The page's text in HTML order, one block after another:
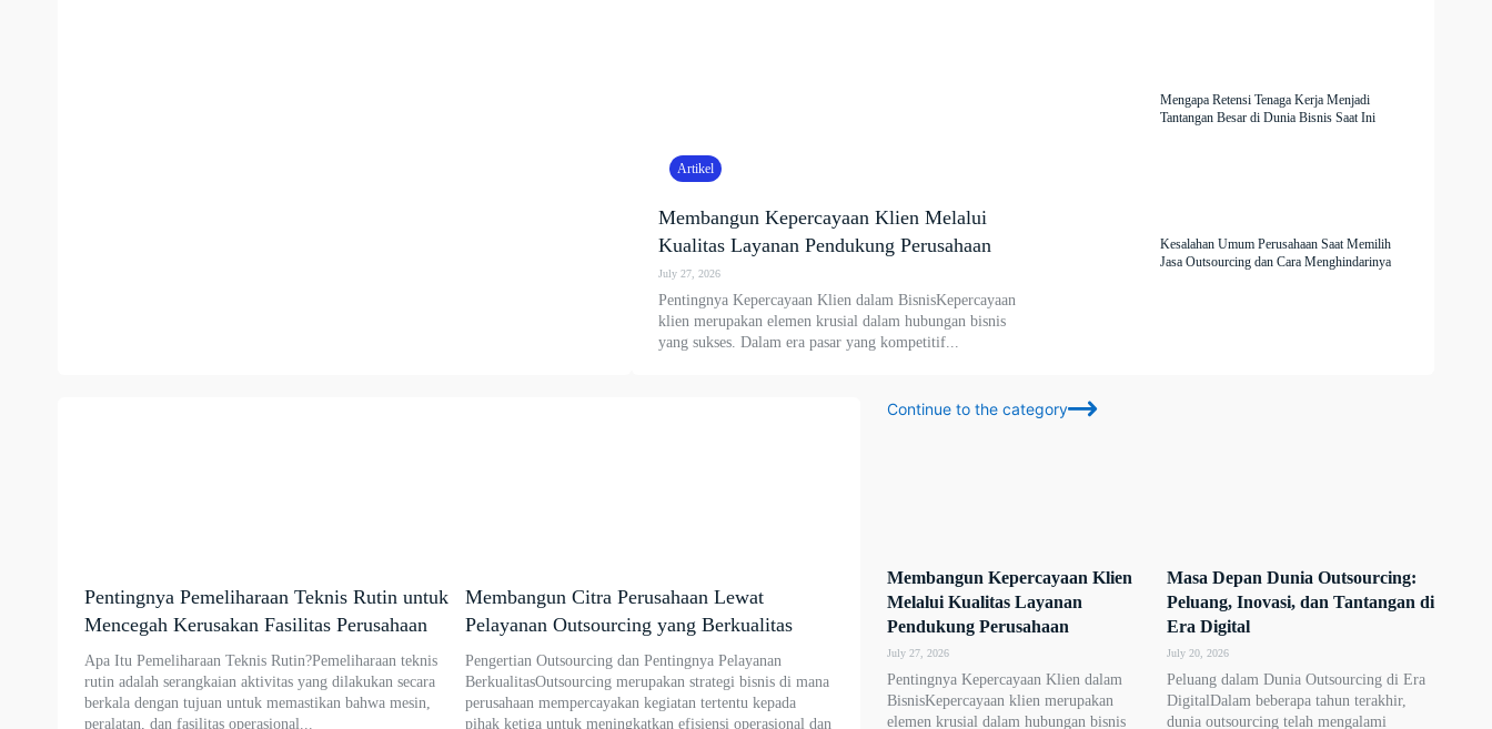
Artikel
Membangun Kepercayaan Klien Melalui
Kualitas Layanan Pendukung Perusahaan
July 27, 2026
Pentingnya Kepercayaan Klien dalam BisnisKepercayaan
klien merupakan elemen krusial dalam hubungan bisnis
yang sukses. Dalam era pasar yang kompetitif...
Mengapa Retensi Tenaga Kerja Menjadi
Tantangan Besar di Dunia Bisnis Saat Ini
Kesalahan Umum Perusahaan Saat Memilih
Jasa Outsourcing dan Cara Menghindarinya
Pentingnya Pemeliharaan Teknis Rutin untuk
Mencegah Kerusakan Fasilitas Perusahaan
Apa Itu Pemeliharaan Teknis Rutin?Pemeliharaan teknis
rutin adalah serangkaian aktivitas yang dilakukan secara
berkala dengan tujuan untuk memastikan bahwa mesin,
peralatan, dan fasilitas operasional...
Membangun Citra Perusahaan Lewat
Pelayanan Outsourcing yang Berkualitas
Pengertian Outsourcing dan Pentingnya Pelayanan
BerkualitasOutsourcing merupakan strategi bisnis di mana
perusahaan mempercayakan kegiatan tertentu kepada
pihak ketiga untuk meningkatkan efisiensi operasional dan
Continue to the category
Membangun Kepercayaan Klien
Melalui Kualitas Layanan
Pendukung Perusahaan
July 27, 2026
Pentingnya Kepercayaan Klien dalam
BisnisKepercayaan klien merupakan
elemen krusial dalam hubungan bisnis
Masa Depan Dunia Outsourcing:
Peluang, Inovasi, dan Tantangan di
Era Digital
July 20, 2026
Peluang dalam Dunia Outsourcing di Era
DigitalDalam beberapa tahun terakhir,
dunia outsourcing telah mengalami